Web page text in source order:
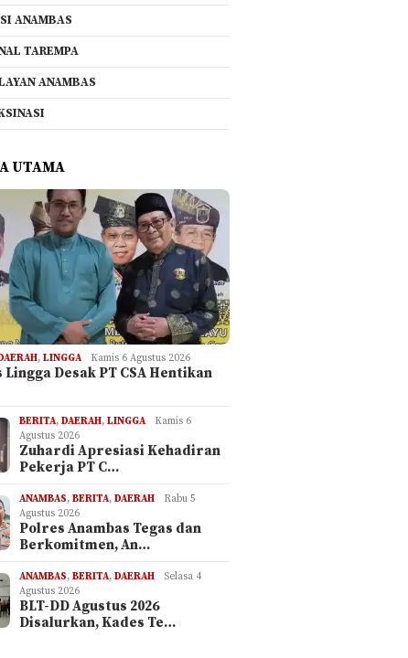
ANAMBAS
TAREMPA
ANAMBAS
UTAMA
,LINGGA Kamis 6 Agustus 2026
Desak PT CSA Hentikan
BERITA,DAERAH,LINGGA
Kamis 6
Agustus 2026
Zuhardi Apresiasi Kehadiran
Pekerja PT C…
ANAMBAS,BERITA,DAERAH
Rabu 5
Agustus 2026
Polres Anambas Tegas dan
Berkomitmen, An…
ANAMBAS,BERITA,DAERAH
Selasa 4
Agustus 2026
BLT-DD Agustus 2026
Disalurkan, Kades Te…